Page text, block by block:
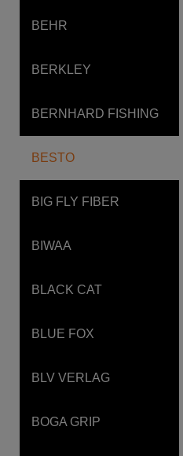
BEHR
BERKLEY
BERNHARD FISHING
BESTO
BIG FLY FIBER
BIWAA
BLACK CAT
BLUE FOX
BLV VERLAG
BOGA GRIP